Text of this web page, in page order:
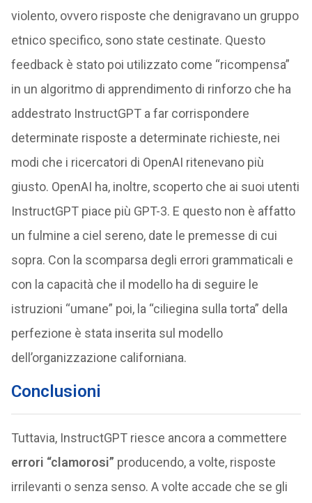
violento, ovvero risposte che denigravano un gruppo
etnico specifico, sono state cestinate. Questo
feedback è stato poi utilizzato come “ricompensa”
in un algoritmo di apprendimento di rinforzo che ha
addestrato InstructGPT a far corrispondere
determinate risposte a determinate richieste, nei
modi che i ricercatori di OpenAI ritenevano più
giusto. OpenAI ha, inoltre, scoperto che ai suoi utenti
InstructGPT piace più GPT-3. E questo non è affatto
un fulmine a ciel sereno, date le premesse di cui
sopra. Con la scomparsa degli errori grammaticali e
con la capacità che il modello ha di seguire le
istruzioni “umane” poi, la “ciliegina sulla torta” della
perfezione è stata inserita sul modello
dell’organizzazione californiana.
Conclusioni
Tuttavia, InstructGPT riesce ancora a commettere
errori “clamorosi” producendo, a volte, risposte
irrilevanti o senza senso. A volte accade che se gli